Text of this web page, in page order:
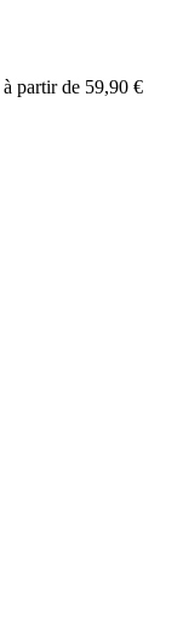
à partir de 59,90 €